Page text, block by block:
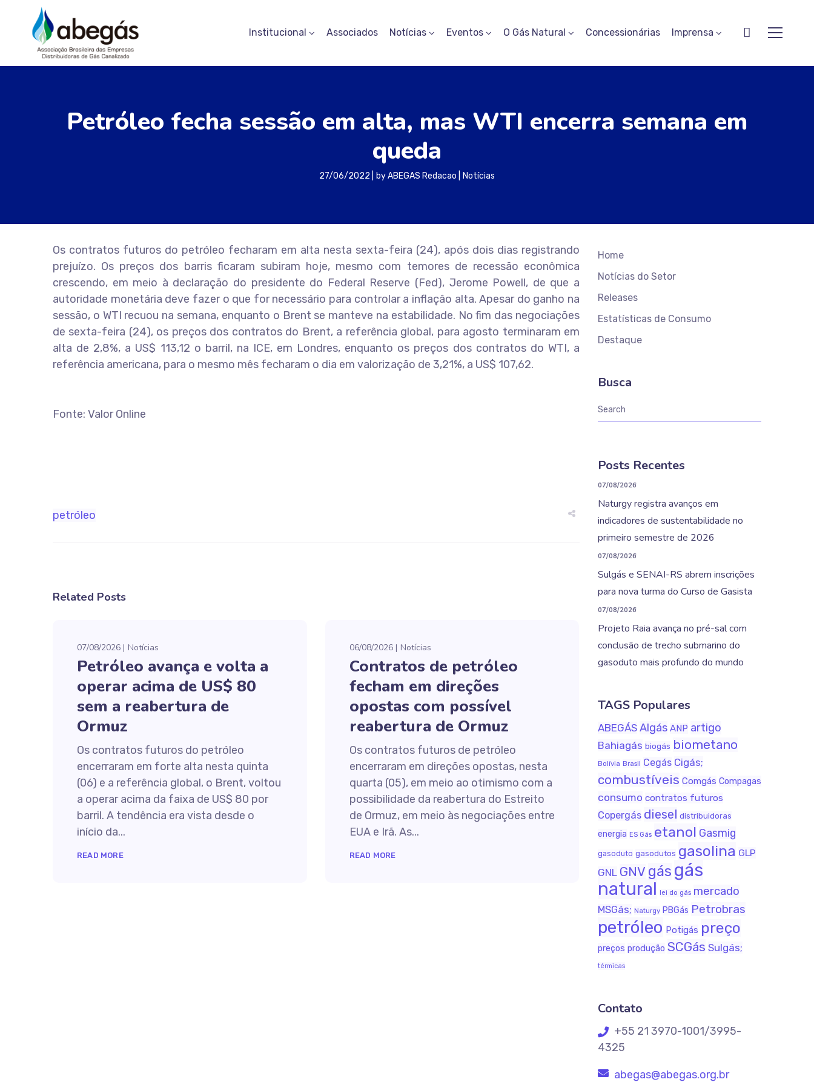
Institucional Associados Notícias Eventos O Gás Natural Concessionárias Imprensa
Petróleo fecha sessão em alta, mas WTI encerra semana em
queda
27/06/2022 byABEGAS Redacao Notícias
Os contratos futuros do petróleo fecharam em alta nesta sexta-feira (24), após dois dias registrando
prejuízo. Os preços dos barris ficaram subiram hoje, mesmo com temores de recessão econômica
crescendo, em meio à declaração do presidente do Federal Reserve (Fed), Jerome Powell, de que a
autoridade monetária deve fazer o que for necessário para controlar a inflação alta. Apesar do ganho na
sessão, o WTI recuou na semana, enquanto o Brent se manteve na estabilidade. No fim das negociações
de sexta-feira (24), os preços dos contratos do Brent, a referência global, para agosto terminaram em
alta de 2,8%, a US$ 113,12 o barril, na ICE, em Londres, enquanto os preços dos contratos do WTI, a
referência americana, para o mesmo mês fecharam o dia em valorização de 3,21%, a US$ 107,62.
Fonte: Valor Online
petróleo
Related Posts
07/08/2026 Notícias
Petróleo avança e volta a
operar acima de US$ 80
sem a reabertura de
Ormuz
Os contratos futuros do petróleo
encerraram em forte alta nesta quinta
(06) e a referência global, o Brent, voltou
a operar acima da faixa de US$ 80 por
barril. A tendência era vista desde o
início da...
READ MORE
06/08/2026 Notícias
Contratos de petróleo
fecham em direções
opostas com possível
reabertura de Ormuz
Os contratos futuros de petróleo
encerraram em direções opostas, nesta
quarta (05), em meio ao otimismo com a
possibilidade da reabertura do Estreito
de Ormuz, em meio às negociações entre
EUA e Irã. As...
READ MORE
Home
Notícias do Setor
Releases
Estatísticas de Consumo
Destaque
Busca
Posts Recentes
07/08/2026
Naturgy registra avanços em
indicadores de sustentabilidade no
primeiro semestre de 2026
07/08/2026
Sulgás e SENAI-RS abrem inscrições
para nova turma do Curso de Gasista
07/08/2026
Projeto Raia avança no pré-sal com
conclusão de trecho submarino do
gasoduto mais profundo do mundo
TAGS Populares
ABEGÁS Algás ANP artigo
Bahiagás biogás biometano
Bolívia Brasil Cegás Cigás;
combustíveis Comgás Compagas
consumo contratos futuros
Copergás diesel distribuidoras
energia ES Gás etanol Gasmig
gasoduto gasodutos gasolina GLP
GNL GNV gás gás
natural lei do gás mercado
MSGás; Naturgy PBGás Petrobras
petróleo Potigás preço
preços produção SCGás Sulgás;
térmicas
Contato
+55 21 3970-1001/3995-
4325
abegas@abegas.org.br